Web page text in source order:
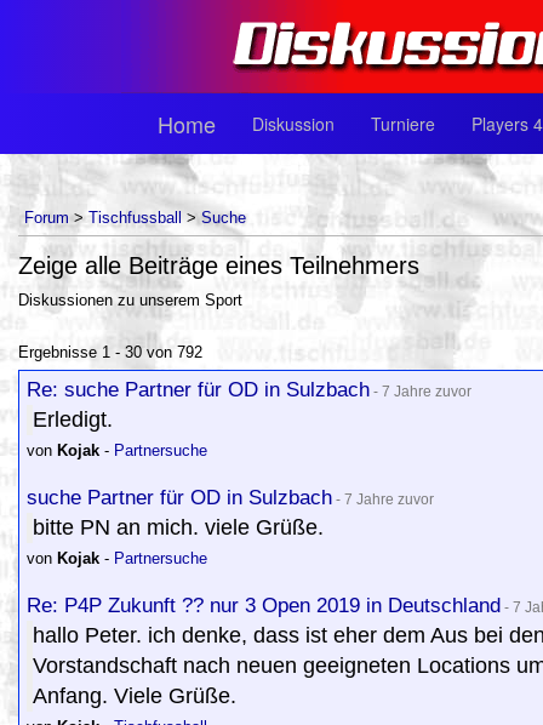
Home Diskussion Turniere Players
Forum > Tischfussball > Suche
Zeige alle Beiträge eines Teilnehmers
Diskussionen zu unserem Sport
Ergebnisse 1 - 30 von 792
Re: suche Partner für OD in Sulzbach - 7 Jahre zuvor
Erledigt.
von Kojak - Partnersuche
suche Partner für OD in Sulzbach - 7 Jahre zuvor
bitte PN an mich. viele Grüße.
von Kojak - Partnersuche
Re: P4P Zukunft ?? nur 3 Open 2019 in Deutschland - 7
hallo Peter. ich denke, dass ist eher dem Aus bei
Vorstandschaft nach neuen geeigneten Locations
Anfang. Viele Grüße.